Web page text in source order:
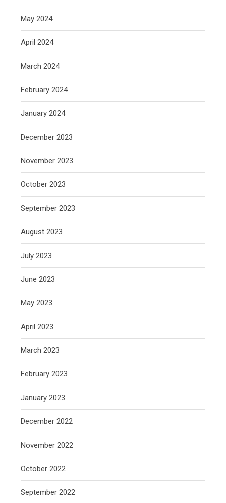
May 2024
April 2024
March 2024
February 2024
January 2024
December 2023
November 2023
October 2023
September 2023
August 2023
July 2023
June 2023
May 2023
April 2023
March 2023
February 2023
January 2023
December 2022
November 2022
October 2022
September 2022